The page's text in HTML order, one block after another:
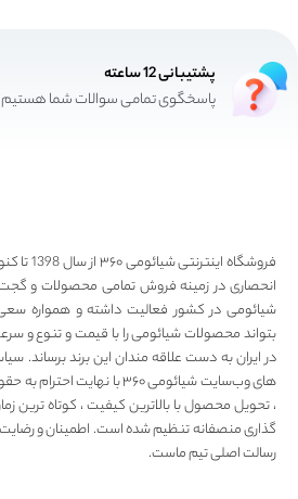
پشتیبانی 12 ساعته
پاسخگوی تمامی سوالات شما هستیم
فروشگاه اینترنتی
انحصاری در زمینه فروش تمامی محصولات و
شیائومی در کشور فعالیت داشته و همواره
بتواند محصولات شیائومی را با قیمت و تنوع و
در ایران به دست علاقه مندان این برند برساند.
های وب‌سایت شیائومی ۳۶۰ با نهایت
، تحویل محصول با بالاترین کیفیت ، کوتاه ترین
گذاری منصفانه تنظیم شده است. اطمینان و
رسالت اصلی تیم ماست.